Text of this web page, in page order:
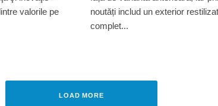
valorile pe
noutăți includ un exterior
complet...
LOAD MORE